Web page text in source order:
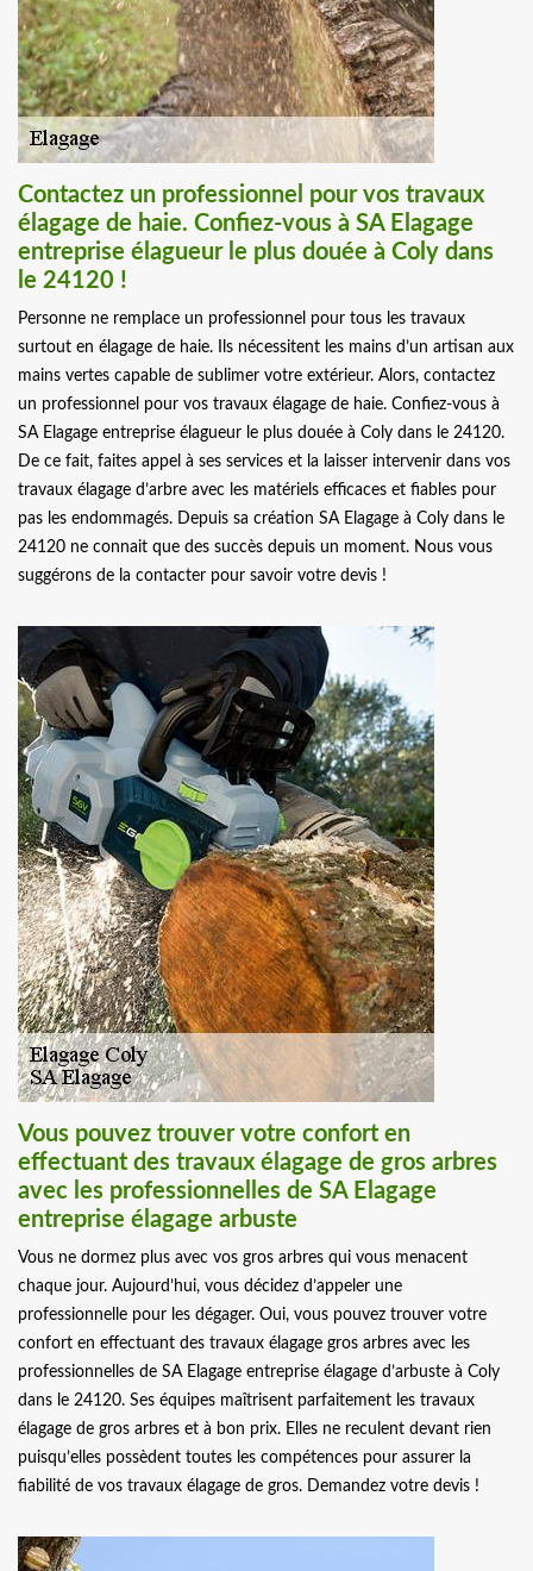
Contactez un professionnel pour vos travaux
élagage de haie. Confiez-vous à SA Elagage
entreprise élagueur le plus douée à Coly dans
le 24120 !
Personne ne remplace un professionnel pour tous les travaux
surtout en élagage de haie. Ils nécessitent les mains d’un artisan aux
mains vertes capable de sublimer votre extérieur. Alors, contactez
un professionnel pour vos travaux élagage de haie. Confiez-vous à
SA Elagage entreprise élagueur le plus douée à Coly dans le 24120.
De ce fait, faites appel à ses services et la laisser intervenir dans vos
travaux élagage d’arbre avec les matériels efficaces et fiables pour
pas les endommagés. Depuis sa création SA Elagage à Coly dans le
24120 ne connait que des succès depuis un moment. Nous vous
suggérons de la contacter pour savoir votre devis !
Vous pouvez trouver votre confort en
effectuant des travaux élagage de gros arbres
avec les professionnelles de SA Elagage
entreprise élagage arbuste
Vous ne dormez plus avec vos gros arbres qui vous menacent
chaque jour. Aujourd’hui, vous décidez d’appeler une
professionnelle pour les dégager. Oui, vous pouvez trouver votre
confort en effectuant des travaux élagage gros arbres avec les
professionnelles de SA Elagage entreprise élagage d’arbuste à Coly
dans le 24120. Ses équipes maîtrisent parfaitement les travaux
élagage de gros arbres et à bon prix. Elles ne reculent devant rien
puisqu’elles possèdent toutes les compétences pour assurer la
fiabilité de vos travaux élagage de gros. Demandez votre devis !